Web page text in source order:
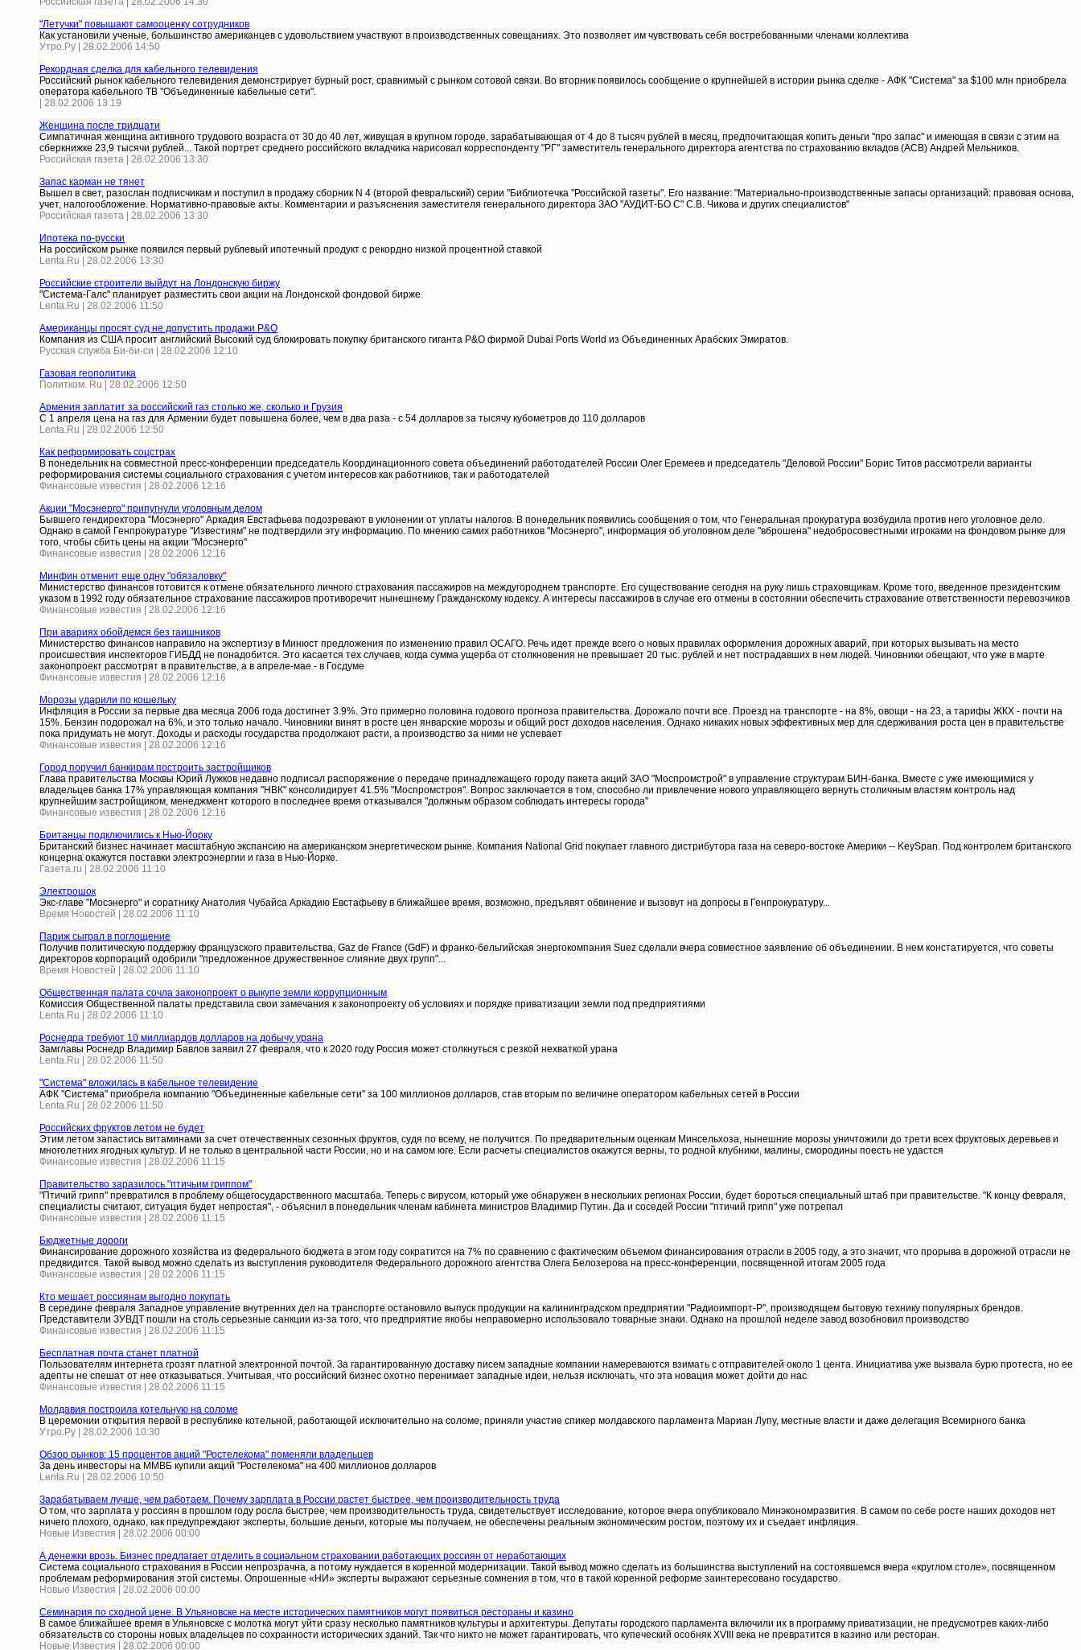
"Летучки" повышают самооценку сотрудников
Как установили ученые, большинство американцев с удовольствием участвуют в производственных совещаниях. Это позволяет им чувствовать себя востребованными членами коллектива
Утро.Ру | 28.02.2006 14:50
Рекордная сделка для кабельного телевидения
Российский рынок кабельного телевидения демонстрирует бурный рост, сравнимый с рынком сотовой связи. Во вторник появилось сообщение о крупнейшей в истории рынка сделке - АФК "Система" за $100 млн приобрела
оператора кабельного ТВ "Объединенные кабельные сети".
| 28.02.2006 13:19
Женщина после тридцати
Симпатичная женщина активного трудового возраста от 30 до 40 лет, живущая в крупном городе, зарабатывающая от 4 до 8 тысяч рублей в месяц, предпочитающая копить деньги "про запас" и имеющая в связи с этим на
сберкнижке 23,9 тысячи рублей... Такой портрет среднего российского вкладчика нарисовал корреспонденту "РГ" заместитель генерального директора агентства по страхованию вкладов (АСВ) Андрей Мельников.
Российская газета | 28.02.2006 13:30
Запас карман не тянет
Вышел в свет, разослан подписчикам и поступил в продажу сборник N 4 (второй февральский) серии "Библиотечка "Российской газеты". Его название: "Материально-производственные запасы организаций: правовая основа,
учет, налогообложение. Нормативно-правовые акты. Комментарии и разъяснения заместителя генерального директора ЗАО "АУДИТ-БО С" С.В. Чикова и других специалистов"
Российская газета | 28.02.2006 13:30
Ипотека по-русски
На российском рынке появился первый рублевый ипотечный продукт с рекордно низкой процентной ставкой
Lenta.Ru | 28.02.2006 13:30
Российские строители выйдут на Лондонскую биржу
"Система-Галс" планирует разместить свои акции на Лондонской фондовой бирже
Lenta.Ru | 28.02.2006 11:50
Американцы просят суд не допустить продажи P&O
Компания из США просит английский Высокий суд блокировать покупку британского гиганта P&O фирмой Dubai Ports World из Объединенных Арабских Эмиратов.
Русская служба Би-би-си | 28.02.2006 12:10
Газовая геополитика
Политком. Ru | 28.02.2006 12:50
Армения заплатит за российский газ столько же, сколько и Грузия
С 1 апреля цена на газ для Армении будет повышена более, чем в два раза - с 54 долларов за тысячу кубометров до 110 долларов
Lenta.Ru | 28.02.2006 12:50
Как реформировать соцстрах
В понедельник на совместной пресс-конференции председатель Координационного совета объединений работодателей России Олег Еремеев и председатель "Деловой России" Борис Титов рассмотрели варианты
реформирования системы социального страхования с учетом интересов как работников, так и работодателей
Финансовые известия | 28.02.2006 12:16
Акции "Мосэнерго" припугнули уголовным делом
Бывшего гендиректора "Мосэнерго" Аркадия Евстафьева подозревают в уклонении от уплаты налогов. В понедельник появились сообщения о том, что Генеральная прокуратура возбудила против него уголовное дело.
Однако в самой Генпрокуратуре "Известиям" не подтвердили эту информацию. По мнению самих работников "Мосэнерго", информация об уголовном деле "вброшена" недобросовестными игроками на фондовом рынке для
того, чтобы сбить цены на акции "Мосэнерго"
Финансовые известия | 28.02.2006 12:16
Минфин отменит еще одну "обязаловку"
Министерство финансов готовится к отмене обязательного личного страхования пассажиров на междугороднем транспорте. Его существование сегодня на руку лишь страховщикам. Кроме того, введенное президентским
указом в 1992 году обязательное страхование пассажиров противоречит нынешнему Гражданскому кодексу. А интересы пассажиров в случае его отмены в состоянии обеспечить страхование ответственности перевозчиков
Финансовые известия | 28.02.2006 12:16
При авариях обойдемся без гаишников
Министерство финансов направило на экспертизу в Минюст предложения по изменению правил ОСАГО. Речь идет прежде всего о новых правилах оформления дорожных аварий, при которых вызывать на место
происшествия инспекторов ГИБДД не понадобится. Это касается тех случаев, когда сумма ущерба от столкновения не превышает 20 тыс. рублей и нет пострадавших в нем людей. Чиновники обещают, что уже в марте
законопроект рассмотрят в правительстве, а в апреле-мае - в Госдуме
Финансовые известия | 28.02.2006 12:16
Морозы ударили по кошельку
Инфляция в России за первые два месяца 2006 года достигнет 3.9%. Это примерно половина годового прогноза правительства. Дорожало почти все. Проезд на транспорте - на 8%, овощи - на 23, а тарифы ЖКХ - почти на
15%. Бензин подорожал на 6%, и это только начало. Чиновники винят в росте цен январские морозы и общий рост доходов населения. Однако никаких новых эффективных мер для сдерживания роста цен в правительстве
пока придумать не могут. Доходы и расходы государства продолжают расти, а производство за ними не успевает
Финансовые известия | 28.02.2006 12:16
Город поручил банкирам построить застройщиков
Глава правительства Москвы Юрий Лужков недавно подписал распоряжение о передаче принадлежащего городу пакета акций ЗАО "Моспромстрой" в управление структурам БИН-банка. Вместе с уже имеющимися у
владельцев банка 17% управляющая компания "НВК" консолидирует 41.5% "Моспромстроя". Вопрос заключается в том, способно ли привлечение нового управляющего вернуть столичным властям контроль над
крупнейшим застройщиком, менеджмент которого в последнее время отказывался "должным образом соблюдать интересы города"
Финансовые известия | 28.02.2006 12:16
Британцы подключились к Нью-Йорку
Британский бизнес начинает масштабную экспансию на американском энергетическом рынке. Компания National Grid покупает главного дистрибутора газа на северо-востоке Америки -- KeySpan. Под контролем британского
концерна окажутся поставки электроэнергии и газа в Нью-Йорке.
Газета.ru | 28.02.2006 11:10
Электрошок
Экс-главе "Мосэнерго" и соратнику Анатолия Чубайса Аркадию Евстафьеву в ближайшее время, возможно, предъявят обвинение и вызовут на допросы в Генпрокуратуру...
Время Новостей | 28.02.2006 11:10
Париж сыграл в поглощение
Получив политическую поддержку французского правительства, Gaz de France (GdF) и франко-бельгийская энергокомпания Suez сделали вчера совместное заявление об объединении. В нем констатируется, что советы
директоров корпораций одобрили "предложенное дружественное слияние двух групп"...
Время Новостей | 28.02.2006 11:10
Общественная палата сочла законопроект о выкупе земли коррупционным
Комиссия Общественной палаты представила свои замечания к законопроекту об условиях и порядке приватизации земли под предприятиями
Lenta.Ru | 28.02.2006 11:10
Роснедра требуют 10 миллиардов долларов на добычу урана
Замглавы Роснедр Владимир Бавлов заявил 27 февраля, что к 2020 году Россия может столкнуться с резкой нехваткой урана
Lenta.Ru | 28.02.2006 11:50
"Система" вложилась в кабельное телевидение
АФК "Система" приобрела компанию "Объединенные кабельные сети" за 100 миллионов долларов, став вторым по величине оператором кабельных сетей в России
Lenta.Ru | 28.02.2006 11:50
Российских фруктов летом не будет
Этим летом запастись витаминами за счет отечественных сезонных фруктов, судя по всему, не получится. По предварительным оценкам Минсельхоза, нынешние морозы уничтожили до трети всех фруктовых деревьев и
многолетних ягодных культур. И не только в центральной части России, но и на самом юге. Если расчеты специалистов окажутся верны, то родной клубники, малины, смородины поесть не удастся
Финансовые известия | 28.02.2006 11:15
Правительство заразилось "птичьим гриппом"
"Птичий грипп" превратился в проблему общегосударственного масштаба. Теперь с вирусом, который уже обнаружен в нескольких регионах России, будет бороться специальный штаб при правительстве. "К концу февраля,
специалисты считают, ситуация будет непростая", - объяснил в понедельник членам кабинета министров Владимир Путин. Да и соседей России "птичий грипп" уже потрепал
Финансовые известия | 28.02.2006 11:15
Бюджетные дороги
Финансирование дорожного хозяйства из федерального бюджета в этом году сократится на 7% по сравнению с фактическим объемом финансирования отрасли в 2005 году, а это значит, что прорыва в дорожной отрасли не
предвидится. Такой вывод можно сделать из выступления руководителя Федерального дорожного агентства Олега Белозерова на пресс-конференции, посвященной итогам 2005 года
Финансовые известия | 28.02.2006 11:15
Кто мешает россиянам выгодно покупать
В середине февраля Западное управление внутренних дел на транспорте остановило выпуск продукции на калининградском предприятии "Радиоимпорт-Р", производящем бытовую технику популярных брендов.
Представители ЗУВДТ пошли на столь серьезные санкции из-за того, что предприятие якобы неправомерно использовало товарные знаки. Однако на прошлой неделе завод возобновил производство
Финансовые известия | 28.02.2006 11:15
Бесплатная почта станет платной
Пользователям интернета грозят платной электронной почтой. За гарантированную доставку писем западные компании намереваются взимать с отправителей около 1 цента. Инициатива уже вызвала бурю протеста, но ее
адепты не спешат от нее отказываться. Учитывая, что российский бизнес охотно перенимает западные идеи, нельзя исключать, что эта новация может дойти до нас
Финансовые известия | 28.02.2006 11:15
Молдавия построила котельную на соломе
В церемонии открытия первой в республике котельной, работающей исключительно на соломе, приняли участие спикер молдавского парламента Мариан Лупу, местные власти и даже делегация Всемирного банка
Утро.Ру | 28.02.2006 10:30
Обзор рынков: 15 процентов акций "Ростелекома" поменяли владельцев
За день инвесторы на ММВБ купили акций "Ростелекома" на 400 миллионов долларов
Lenta.Ru | 28.02.2006 10:50
Зарабатываем лучше, чем работаем. Почему зарплата в России растет быстрее, чем производительность труда
О том, что зарплата у россиян в прошлом году росла быстрее, чем производительность труда, свидетельствует исследование, которое вчера опубликовало Минэкономразвития. В самом по себе росте наших доходов нет
ничего плохого, однако, как предупреждают эксперты, большие деньги, которые мы получаем, не обеспечены реальным экономическим ростом, поэтому их и съедает инфляция.
Новые Известия | 28.02.2006 00:00
А денежки врозь. Бизнес предлагает отделить в социальном страховании работающих россиян от неработающих
Система социального страхования в России непрозрачна, а потому нуждается в коренной модернизации. Такой вывод можно сделать из большинства выступлений на состоявшемся вчера «круглом столе», посвященном
проблемам реформирования этой системы. Опрошенные «НИ» эксперты выражают серьезные сомнения в том, что в такой коренной реформе заинтересовано государство.
Новые Известия | 28.02.2006 00:00
Семинария по сходной цене. В Ульяновске на месте исторических памятников могут появиться рестораны и казино
В самое ближайшее время в Ульяновске с молотка могут уйти сразу несколько памятников культуры и архитектуры. Депутаты городского парламента включили их в программу приватизации, не предусмотрев каких-либо
обязательств со стороны новых владельцев по сохранности исторических зданий. Так что никто не может гарантировать, что купеческий особняк XVIII века не превратится в казино или ресторан.
Новые Известия | 28.02.2006 00:00